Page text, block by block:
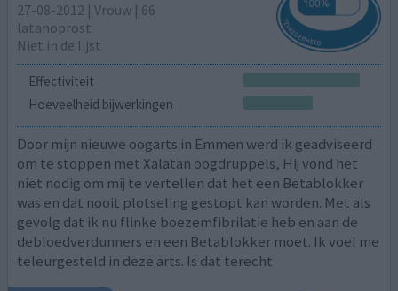
27-08-2012 | Vrouw | 66
latanoprost
Niet in de lijst
Effectiviteit
Hoeveelheid bijwerkingen
Door mijn nieuwe oogarts in Emmen werd ik geadviseerd
om te stoppen met Xalatan oogdruppels, Hij vond het
niet nodig om mij te vertellen dat het een Betablokker
was en dat nooit plotseling gestopt kan worden. Met als
gevolg dat ik nu flinke boezemfibrilatie heb en aan de
debloedverdunners en een Betablokker moet. Ik voel me
teleurgesteld in deze arts. Is dat terecht